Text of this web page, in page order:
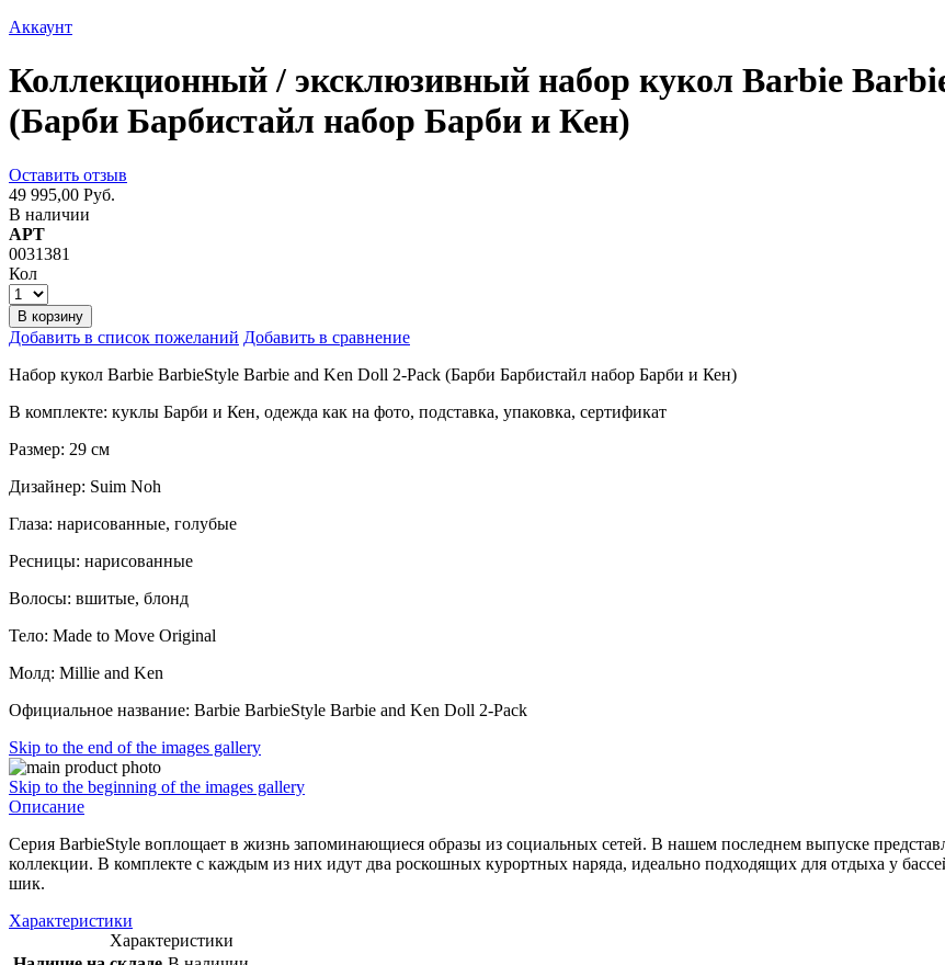
Аккаунт
Коллекционный / эксклюзивный набор кукол Barbie
(Барби Барбистайл набор Барби и Кен)
Оставить отзыв
49 995,00 Руб.
В наличии
АРТ
0031381
Кол
В корзину
Добавить в список пожеланий Добавить в сравнение
Набор кукол Barbie BarbieStyle Barbie and Ken Doll 2-Pack (Барби Барбистайл набор Барби и Кен)
В комплекте: куклы Барби и Кен, одежда как на фото, подставка, упаковка, сертификат
Размер: 29 см
Дизайнер: Suim Noh
Глаза: нарисованные, голубые
Ресницы: нарисованные
Волосы: вшитые, блонд
Тело: Made to Move Original
Молд: Millie and Ken
Официальное название: Barbie BarbieStyle Barbie and Ken Doll 2-Pack
Skip to the end of the images gallery
Skip to the beginning of the images gallery
Описание
Серия BarbieStyle воплощает в жизнь запоминающиеся образы из социальных сетей. В нашем последнем выпуске
коллекции. В комплекте с каждым из них идут два роскошных курортных наряда, идеально подходящих для отдыха у
шик.
Характеристики
Характеристики